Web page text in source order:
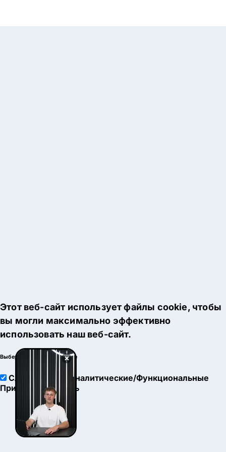
×
Этот веб-сайт использует файлы cookie, чтобы
вы могли максимально эффективно
использовать наш веб-сайт.
Выберите настройки cookie
Служебные
Аналитические/Функциональные
Принять
Настроить